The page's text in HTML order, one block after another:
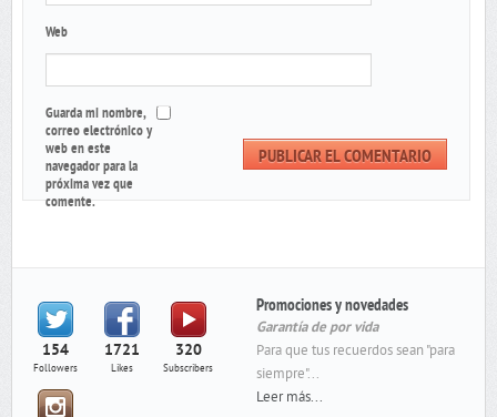
Web
Guarda mi nombre,
correo electrónico y
web en este
navegador para la
próxima vez que
comente.
154
Followers
1721
Likes
320
Subscribers
Promociones y novedades
Garantía de por vida
Para que tus recuerdos sean "para
siempre"...
Leer más...